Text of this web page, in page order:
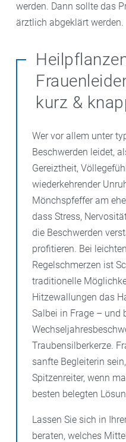
werden. Dann sollte das
ärztlich abgeklärt werden.
kurz &
Wer vor allem unter
Beschwerden leidet,
Gereiztheit,
wiederkehrender
Mönchspfeffer am
dass Stress,
die Beschwerden
profitieren. Bei
Regelschmerzen ist
traditionelle
Hitzewallungen das
Salbei in Frage – und
Traubensilberkerze.
sanfte Begleiterin
Spitzenreiter, wenn
besten belegten
Lassen Sie sich in
beraten, welches